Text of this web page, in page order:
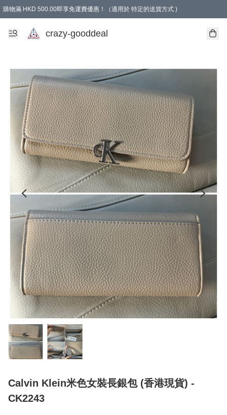
購物滿 HKD 500.00即享免運費優惠！（適用於 特定的送貨方式 )
成為會員可享免費禮品
crazy-gooddeal
Calvin Klein米色女裝長銀包 (香港現貨) -
CK2243